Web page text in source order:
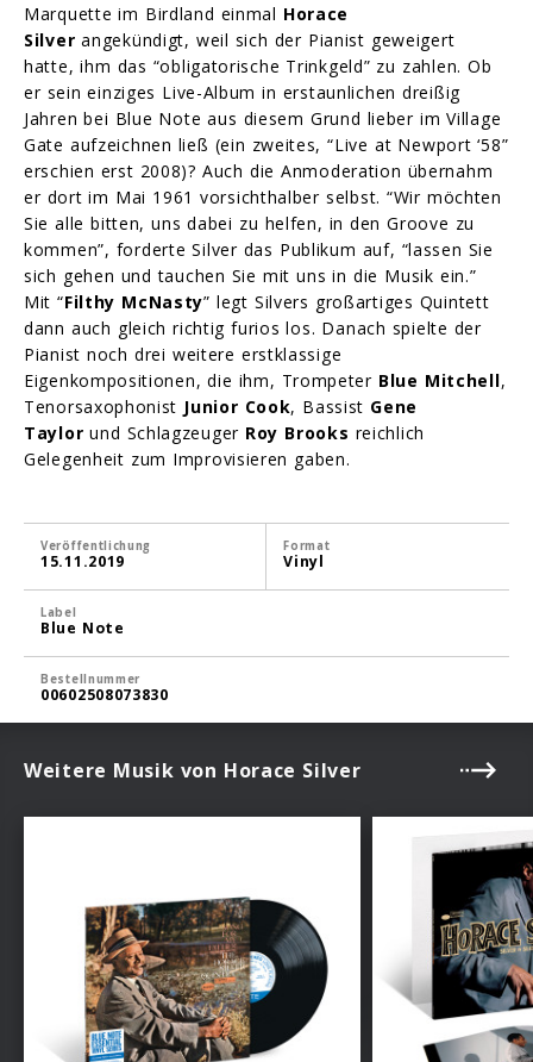
Marquette im Birdland einmal Horace
Silver angekündigt, weil sich der Pianist geweigert
hatte, ihm das “obligatorische Trinkgeld” zu zahlen. Ob
er sein einziges Live-Album in erstaunlichen dreißig
Jahren bei Blue Note aus diesem Grund lieber im Village
Gate aufzeichnen ließ (ein zweites, “Live at Newport ‘58”
erschien erst 2008)? Auch die Anmoderation übernahm
er dort im Mai 1961 vorsichthalber selbst. “Wir möchten
Sie alle bitten, uns dabei zu helfen, in den Groove zu
kommen”, forderte Silver das Publikum auf, “lassen Sie
sich gehen und tauchen Sie mit uns in die Musik ein.”
Mit “Filthy McNasty” legt Silvers großartiges Quintett
dann auch gleich richtig furios los. Danach spielte der
Pianist noch drei weitere erstklassige
Eigenkompositionen, die ihm, Trompeter Blue Mitchell,
Tenorsaxophonist Junior Cook, Bassist Gene
Taylor und SchlagzeugerRoy Brooks reichlich
Gelegenheit zum Improvisieren gaben.
Veröffentlichung
15.11.2019
Format
Vinyl
Label
Blue Note
Bestellnummer
00602508073830
Weitere Musik von Horace Silver